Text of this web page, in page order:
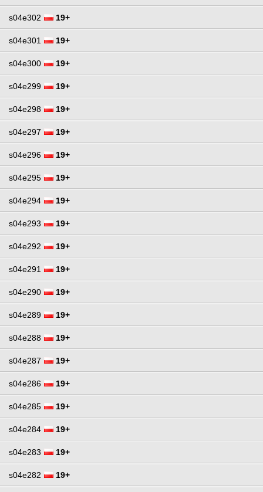
s04e302 19+
s04e301 19+
s04e300 19+
s04e299 19+
s04e298 19+
s04e297 19+
s04e296 19+
s04e295 19+
s04e294 19+
s04e293 19+
s04e292 19+
s04e291 19+
s04e290 19+
s04e289 19+
s04e288 19+
s04e287 19+
s04e286 19+
s04e285 19+
s04e284 19+
s04e283 19+
s04e282 19+